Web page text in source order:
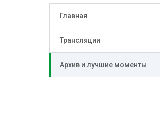
Главная
Трансляции
Архив и лучшие моменты